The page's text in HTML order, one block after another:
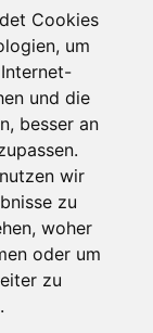
Cookies
um
und die
besser an
wir
zu
woher
oder um
zu
- mit mir
des
Ihr